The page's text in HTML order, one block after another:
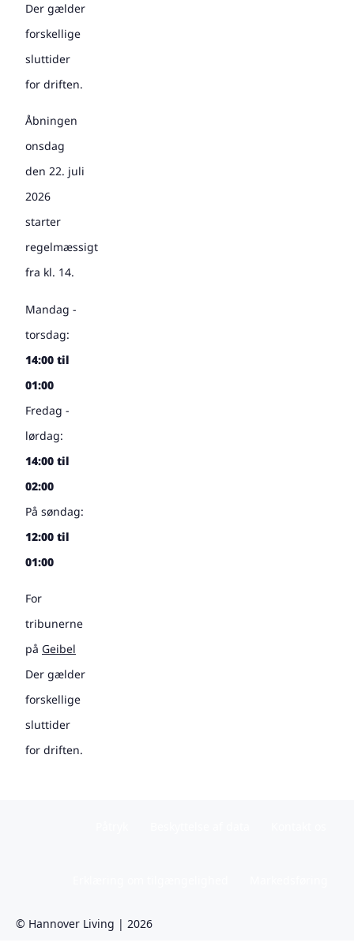
Der gælder
forskellige
sluttider
for driften.
Åbningen
onsdag
den 22. juli
2026
starter
regelmæssigt
fra kl. 14.
Mandag -
torsdag:
14:00 til
01:00
Fredag -
lørdag:
14:00 til
02:00
På søndag:
12:00 til
01:00
For
tribunerne
på Geibel
Der gælder
forskellige
sluttider
for driften.
© Hannover Living | 2026